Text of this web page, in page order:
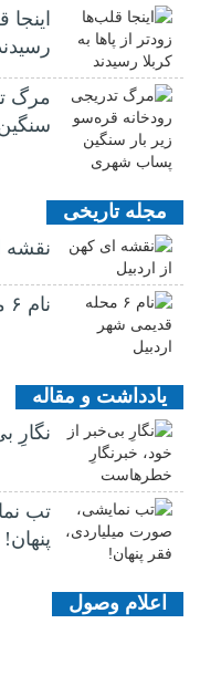
اینجا
مرگ
مجله تاریخی
نقشه
نام ۶ محله قدیمی شهر اردبیل
یادداشت و مقاله
نگارِ
تب
پنهان!
اعلام وصول